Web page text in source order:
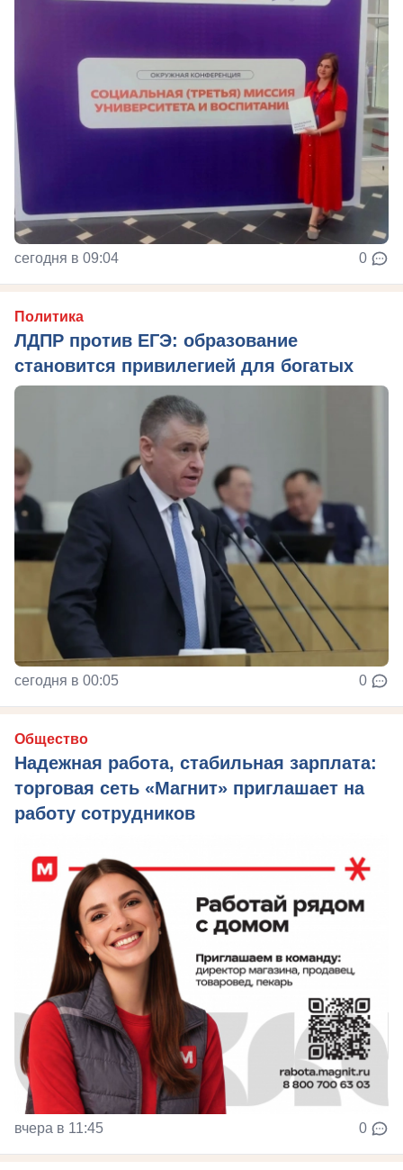
сегодня в 09:04 0
Политика
ЛДПР против ЕГЭ: образование
становится привилегией для богатых
сегодня в 00:05 0
Общество
Надежная работа, стабильная зарплата:
торговая сеть «Магнит» приглашает на
работу сотрудников
вчера в 11:45 0